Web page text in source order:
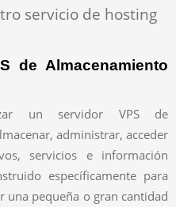
servicio de hosting
de Almacenamiento
un servidor VPS de
administrar, acceder
servicios e información
específicamente para
una pequeña o gran cantidad